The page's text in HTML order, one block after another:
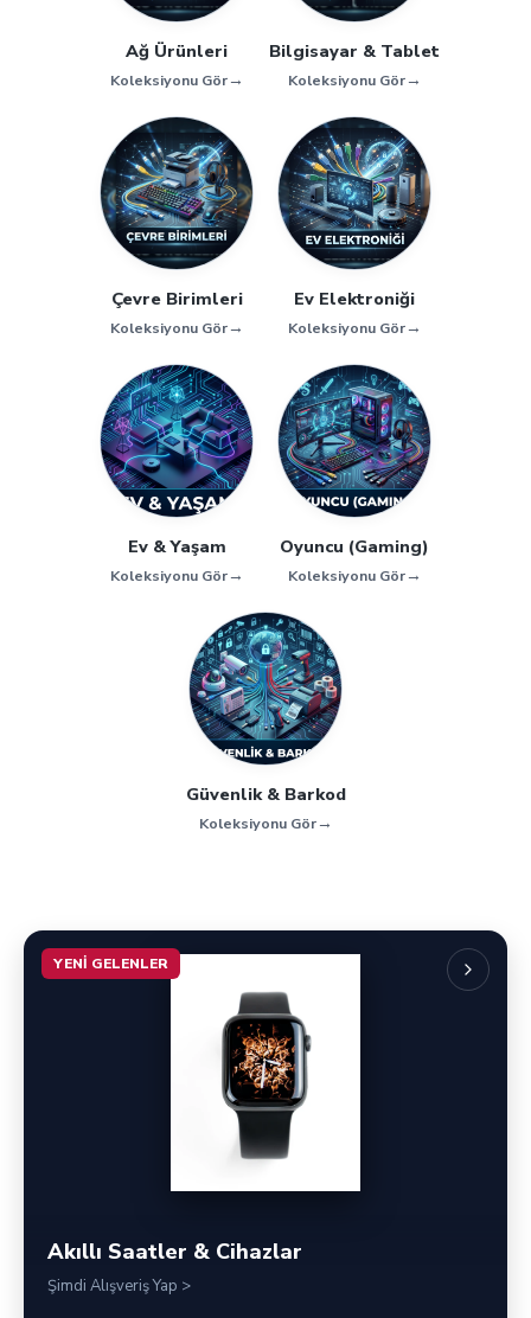
Ağ Ürünleri
Koleksiyonu Gör→
Bilgisayar & Tablet
Koleksiyonu Gör→
Çevre Birimleri
Koleksiyonu Gör→
Ev Elektroniği
Koleksiyonu Gör→
Ev & Yaşam
Koleksiyonu Gör→
Oyuncu (Gaming)
Koleksiyonu Gör→
Güvenlik & Barkod
Koleksiyonu Gör→
YENI GELENLER
Akıllı Saatler & Cihazlar
Şimdi Alışveriş Yap >